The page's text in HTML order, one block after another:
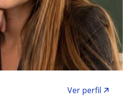
Ver perfil